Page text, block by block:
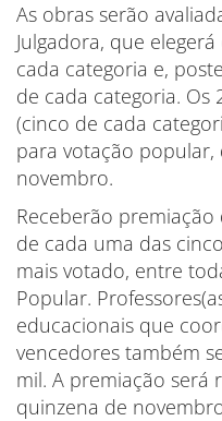
As obras serão
Julgadora, que
cada categoria e,
de cada categoria. Os
(cinco de cada
para votação
novembro.
Receberão
de cada uma das
mais votado, entre
Popular.
educacionais que
vencedores também
mil. A premiação será
quinzena de